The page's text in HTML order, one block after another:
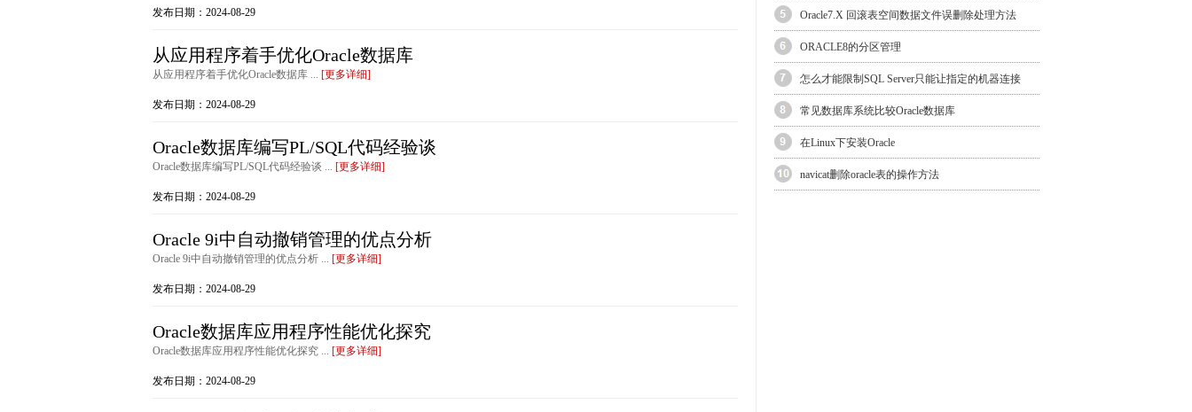
发布日期：2024-08-29
从应用程序着手优化Oracle数据库
从应用程序着手优化Oracle数据库 ... [更多详细]
发布日期：2024-08-29
Oracle数据库编写PL/SQL代码经验谈
Oracle数据库编写PL/SQL代码经验谈 ... [更多详细]
发布日期：2024-08-29
Oracle 9i中自动撤销管理的优点分析
Oracle 9i中自动撤销管理的优点分析 ... [更多详细]
发布日期：2024-08-29
Oracle数据库应用程序性能优化探究
Oracle数据库应用程序性能优化探究 ... [更多详细]
发布日期：2024-08-29
Oracle7.X 回滚表空间数据文件误删除处理方法
ORACLE8的分区管理
怎么才能限制SQL Server只能让指定的机器连接
常见数据库系统比较Oracle数据库
在Linux下安装Oracle
navicat删除oracle表的操作方法